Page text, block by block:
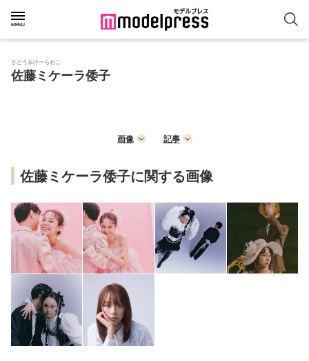
さとうみけーらわこ
佐藤ミケーラ倭子
画像 記事
佐藤ミケーラ倭子に関する画像